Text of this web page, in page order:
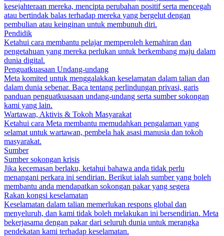
kesejahteraan mereka, mencipta perubahan positif serta mencegah
atau bertindak balas terhadap mereka yang bergelut dengan
pembulian atau keinginan untuk membunuh diri.
Pendidik
Ketahui cara membantu pelajar memperoleh kemahiran dan
pengetahuan yang mereka perlukan untuk berkembang maju dalam
dunia digital.
Penguatkuasaan Undang-undang
Meta komited untuk menggalakkan keselamatan dalam talian dan
dalam dunia sebenar. Baca tentang perlindungan privasi, garis
panduan penguatkuasaan undang-undang serta sumber sokongan
kami yang lain.
Wartawan, Aktivis & Tokoh Masyarakat
Ketahui cara Meta membantu memudahkan pengalaman yang
selamat untuk wartawan, pembela hak asasi manusia dan tokoh
masyarakat.
Sumber
Sumber sokongan krisis
Jika kecemasan berlaku, ketahui bahawa anda tidak perlu
menangani perkara ini sendirian. Berikut ialah sumber yang boleh
membantu anda mendapatkan sokongan pakar yang segera
Rakan kongsi keselamatan
Keselamatan dalam talian memerlukan respons global dan
menyeluruh, dan kami tidak boleh melakukan ini bersendirian. Meta
bekerjasama dengan pakar dari seluruh dunia untuk merangka
pendekatan kami terhadap keselamatan.